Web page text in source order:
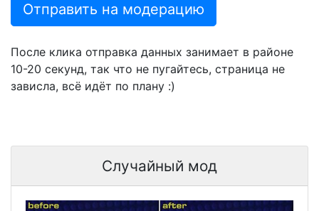
Отправить на модерацию
После клика отправка данных занимает в районе
10-20 секунд, так что не пугайтесь, страница не
зависла, всё идёт по плану :)
Случайный мод